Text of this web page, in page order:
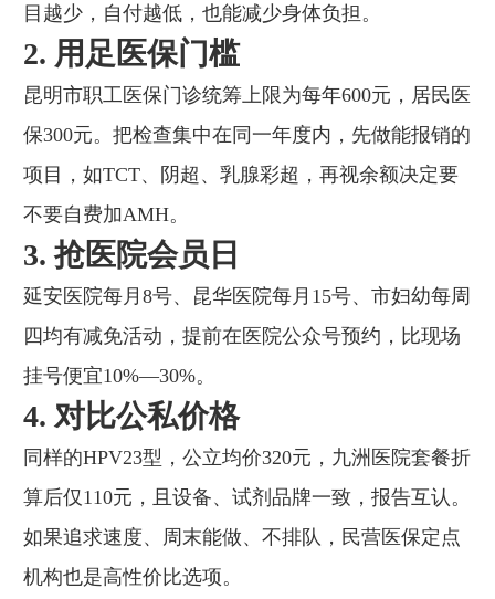
目越少，自付越低，也能减少身体负担。
2. 用足医保门槛
昆明市职工医保门诊统筹上限为每年600元，居民医
保300元。把检查集中在同一年度内，先做能报销的
项目，如TCT、阴超、乳腺彩超，再视余额决定要
不要自费加AMH。
3. 抢医院会员日
延安医院每月8号、昆华医院每月15号、市妇幼每周
四均有减免活动，提前在医院公众号预约，比现场
挂号便宜10%—30%。
4. 对比公私价格
同样的HPV23型，公立均价320元，九洲医院套餐折
算后仅110元，且设备、试剂品牌一致，报告互认。
如果追求速度、周末能做、不排队，民营医保定点
机构也是高性价比选项。